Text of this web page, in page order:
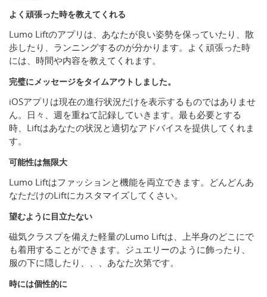
よく頑張った時を教えてくれる
Lumo Liftのアプリは、あなたが良い姿勢を保っていたり、散
歩したり、ランニングするのが分かります。よく頑張った時
には、時間や内容を教えてくれます。
完璧にメッセージをタイムアウトしました。
iOSアプリは現在の進行状況だけを表示するものではありませ
ん。日々、週を重ねて記録していきます。最も必要とする
時、Liftはあなたの状況と適切なアドバイスを提供してくれま
す。
可能性は無限大
Lumo Liftはファッションと機能を両立できます。どんどんあ
なただけのLiftにカスタマイズしてくさい。
望むように目立たない
磁気クラスプを備えた軽量のLumo Liftは、上半身のどこにで
も着用することができます。ジュエリーのように飾ったり、
服の下に隠したり、、、あなた次第です。
時には個性的に